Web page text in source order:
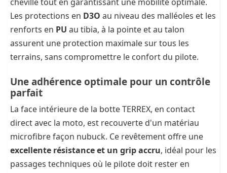
Les protections en D3O au niveau des malléoles et les
renforts en PU au tibia, à la pointe et au talon
assurent une protection maximale sur tous les
terrains, sans compromettre le confort du pilote.
Une adhérence optimale pour un contrôle
parfait
La face intérieure de la botte TERREX, en contact
direct avec la moto, est recouverte d'un matériau
microfibre façon nubuck. Ce revêtement offre une
excellente résistance et un grip accru, idéal pour les
passages techniques où le pilote doit rester en